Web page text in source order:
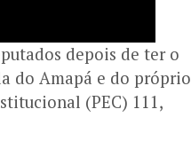
depois de ter o
do Amapá e do próprio
(PEC) 111,